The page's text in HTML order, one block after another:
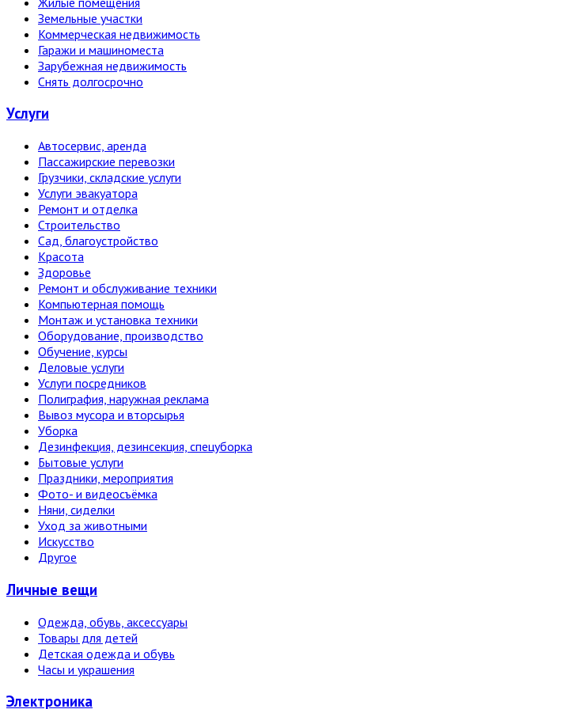
Земельные участки
Коммерческая недвижимость
Гаражи и машиноместа
Зарубежная недвижимость
Снять долгосрочно
Услуги
Автосервис, аренда
Пассажирские перевозки
Грузчики, складские услуги
Услуги эвакуатора
Ремонт и отделка
Строительство
Сад, благоустройство
Красота
Здоровье
Ремонт и обслуживание техники
Компьютерная помощь
Монтаж и установка техники
Оборудование, производство
Обучение, курсы
Деловые услуги
Услуги посредников
Полиграфия, наружная реклама
Вывоз мусора и вторсырья
Уборка
Дезинфекция, дезинсекция, спецуборка
Бытовые услуги
Праздники, мероприятия
Фото- и видеосъёмка
Няни, сиделки
Уход за животными
Искусство
Другое
Личные вещи
Одежда, обувь, аксессуары
Товары для детей
Детская одежда и обувь
Часы и украшения
Электро­ника